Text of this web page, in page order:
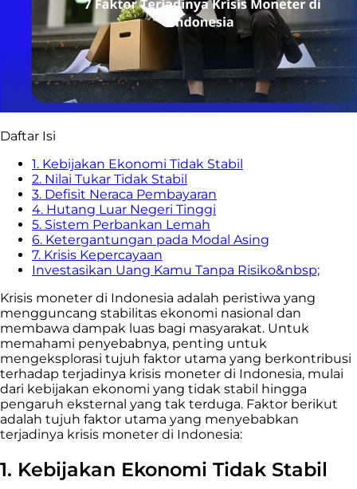
Daftar Isi
1. Kebijakan Ekonomi Tidak Stabil
2. Nilai Tukar Tidak Stabil
3. Defisit Neraca Pembayaran
4. Hutang Luar Negeri Tinggi
5. Sistem Perbankan Lemah
6. Ketergantungan pada Modal Asing
7. Krisis Kepercayaan
Investasikan Uang Kamu Tanpa Risiko&nbsp;
Krisis moneter di Indonesia adalah peristiwa yang
mengguncang stabilitas ekonomi nasional dan
membawa dampak luas bagi masyarakat. Untuk
memahami penyebabnya, penting untuk
mengeksplorasi tujuh faktor utama yang berkontribusi
terhadap terjadinya krisis moneter di Indonesia, mulai
dari kebijakan ekonomi yang tidak stabil hingga
pengaruh eksternal yang tak terduga. Faktor berikut
adalah tujuh faktor utama yang menyebabkan
terjadinya krisis moneter di Indonesia:
1. Kebijakan Ekonomi Tidak Stabil